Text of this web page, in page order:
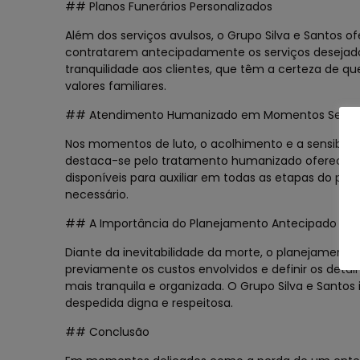
## Planos Funerários Personalizados
Além dos serviços avulsos, o Grupo Silva e Santos
contratarem antecipadamente os serviços
tranquilidade aos clientes, que têm a certeza de
valores familiares.
## Atendimento Humanizado em Momentos
Nos momentos de luto, o acolhimento e a
destaca-se pelo tratamento humanizado
disponíveis para auxiliar em todas as etapas do
necessário.
## A Importância do Planejamento Antecipado
Diante da inevitabilidade da morte, o
previamente os custos envolvidos e definir os
mais tranquila e organizada. O Grupo Silva e
despedida digna e respeitosa.
## Conclusão